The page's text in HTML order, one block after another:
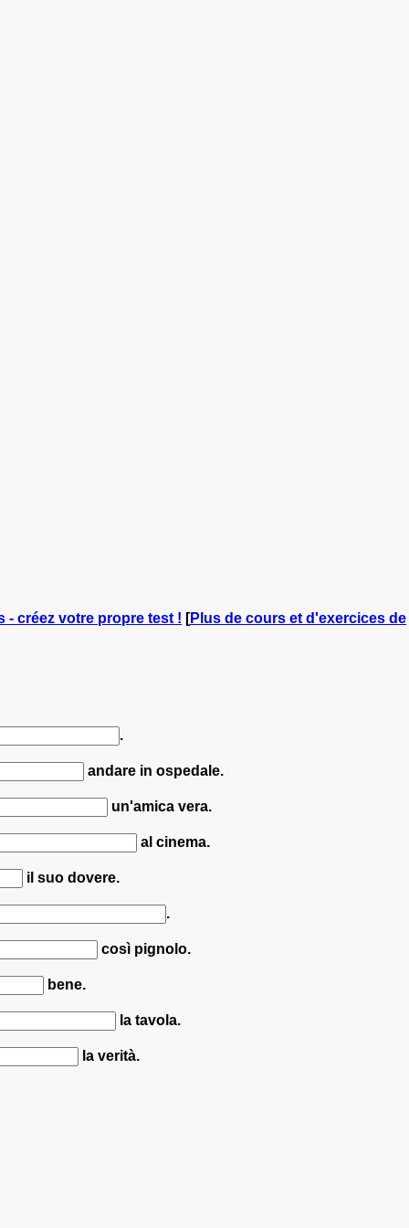
- créez votre propre test ! [Plus de cours et d'exercices de
.
andare in ospedale.
un'amica vera.
al cinema.
il suo dovere.
.
così pignolo.
bene.
la tavola.
la verità.